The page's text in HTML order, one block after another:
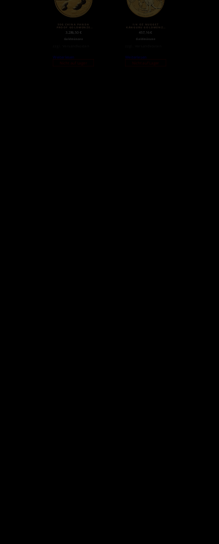
50G CHINA PANDA
PROOF GOLDMÜNZE
3.286,50 €
Goldmünzen
Weiterlesen
Nicht auf Lager
1/4 OZ NUGGET
KÄNGURU GOLDMÜNZE
457,16€
Goldmünzen
Weiterlesen
Nicht auf Lager